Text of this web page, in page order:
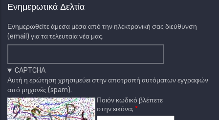
Ενημερωτικά Δελτία
Ενημερωθείτε άμεσα μέσα από την ηλεκτρονική σας διεύθυνση
(email) για τα τελευταία νέα μας.
CAPTCHA
Αυτή η ερώτηση χρησιμεύει στην αποτροπή αυτόματων εγγραφών
από μηχανές (spam).
Ποιόν κωδικό βλέπετε
στην εικόνα;